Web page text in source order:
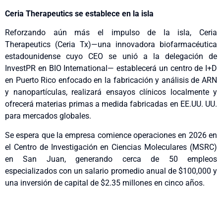
Ceria Therapeutics se establece en la isla
Reforzando aún más el impulso de la isla, Ceria
Therapeutics (Ceria Tx)—una innovadora biofarmacéutica
estadounidense cuyo CEO se unió a la delegación de
InvestPR en BIO International— establecerá un centro de I+D
en Puerto Rico enfocado en la fabricación y análisis de ARN
y nanopartículas, realizará ensayos clínicos localmente y
ofrecerá materias primas a medida fabricadas en EE.UU. UU.
para mercados globales.
Se espera que la empresa comience operaciones en 2026 en
el Centro de Investigación en Ciencias Moleculares (MSRC)
en San Juan, generando cerca de 50 empleos
especializados con un salario promedio anual de $100,000 y
una inversión de capital de $2.35 millones en cinco años.